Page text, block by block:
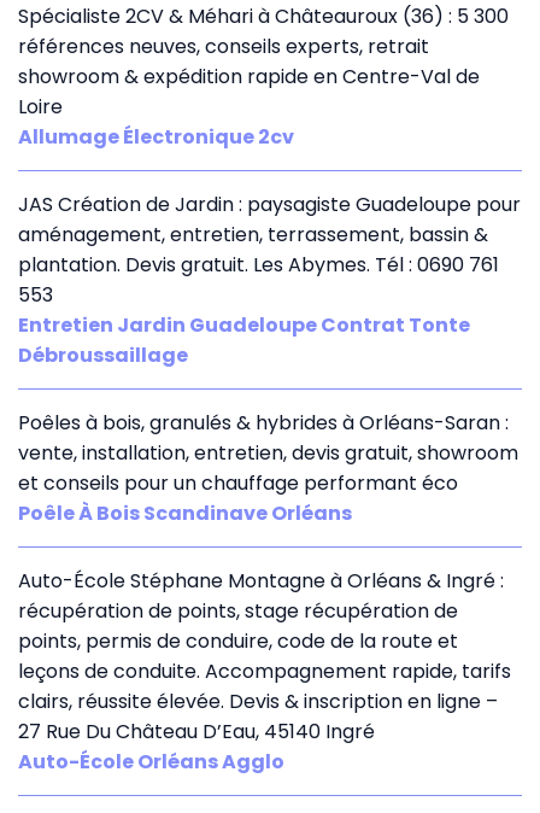
Spécialiste 2CV & Méhari à Châteauroux (36) : 5 300
références neuves, conseils experts, retrait
showroom & expédition rapide en Centre-Val de
Loire
Allumage Électronique 2cv
JAS Création de Jardin : paysagiste Guadeloupe pour
aménagement, entretien, terrassement, bassin &
plantation. Devis gratuit. Les Abymes. Tél : 0690 761
553
Entretien Jardin Guadeloupe Contrat Tonte
Débroussaillage
Poêles à bois, granulés & hybrides à Orléans-Saran :
vente, installation, entretien, devis gratuit, showroom
et conseils pour un chauffage performant éco
Poêle À Bois Scandinave Orléans
Auto-École Stéphane Montagne à Orléans & Ingré :
récupération de points, stage récupération de
points, permis de conduire, code de la route et
leçons de conduite. Accompagnement rapide, tarifs
clairs, réussite élevée. Devis & inscription en ligne –
27 Rue Du Château D’Eau, 45140 Ingré
Auto-École Orléans Agglo